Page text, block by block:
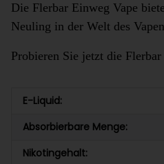
Die Flerbar Einweg Vape
Neuling in der Welt des
Probieren Sie jetzt die
E-Liquid:
Absorbierbare Menge:
Nikotingehalt: